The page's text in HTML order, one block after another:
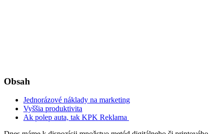
Obsah
Jednorázové náklady na marketing
Vyššia produktivita
Ak polep auta, tak KPK Reklama